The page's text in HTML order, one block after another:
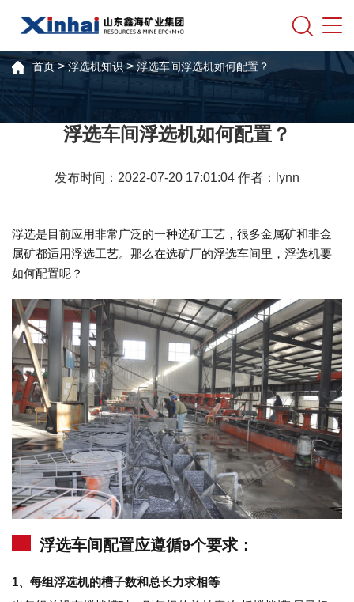
首页>浮选机知识>浮选车间浮选机如何配置？
浮选车间浮选机如何配置？
发布时间：2022-07-20 17:01:04 作者：lynn
浮选是目前应用非常广泛的一种选矿工艺，很多金属矿和非金
属矿都适用浮选工艺。那么在选矿厂的浮选车间里，浮选机要
如何配置呢？
浮选车间配置应遵循9个要求：
1、每组浮选机的槽子数和总长力求相等